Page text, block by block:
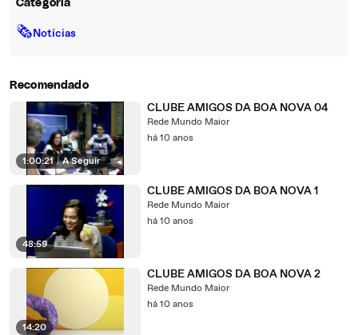
Categoria
🗞Notícias
Recomendado
1:00:21 | A Seguir
CLUBE AMIGOS DA BOA NOVA 04
Rede Mundo Maior
há 10 anos
48:59
CLUBE AMIGOS DA BOA NOVA 1
Rede Mundo Maior
há 10 anos
14:20
CLUBE AMIGOS DA BOA NOVA 2
Rede Mundo Maior
há 10 anos